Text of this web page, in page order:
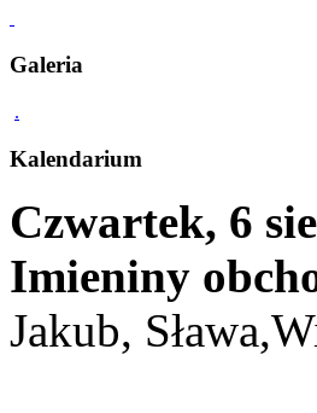
Galeria
.
Kalendarium
Czwartek, 6
Imieniny
Jakub,